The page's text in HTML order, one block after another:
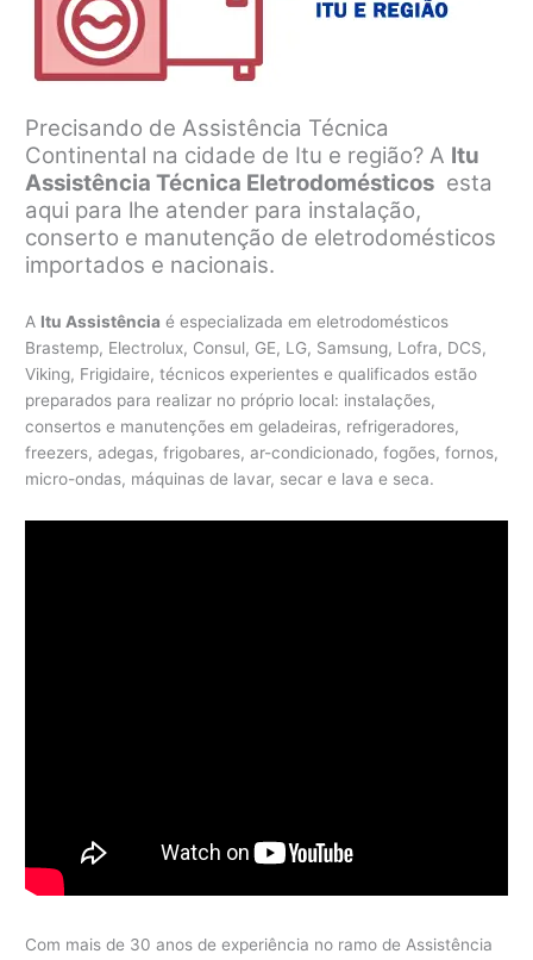
Precisando de Assistência Técnica
Continental na cidade de Itu e região? A Itu
Assistência Técnica Eletrodomésticos esta
aqui para lhe atender para instalação,
conserto e manutenção de eletrodomésticos
importados e nacionais.
A Itu Assistência é especializada em eletrodomésticos
Brastemp, Electrolux, Consul, GE, LG, Samsung, Lofra, DCS,
Viking, Frigidaire, técnicos experientes e qualificados estão
preparados para realizar no próprio local: instalações,
consertos e manutenções em geladeiras, refrigeradores,
freezers, adegas, frigobares, ar-condicionado, fogões, fornos,
micro-ondas, máquinas de lavar, secar e lava e seca.
Com mais de 30 anos de experiência no ramo de Assistência